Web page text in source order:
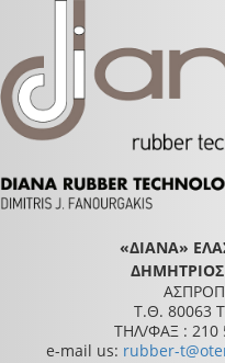
«ΔΙΑΝΑ»
Τ.Θ. 80063
ΤΗΛ/ΦΑΞ : 210
e-mail us: rubber-